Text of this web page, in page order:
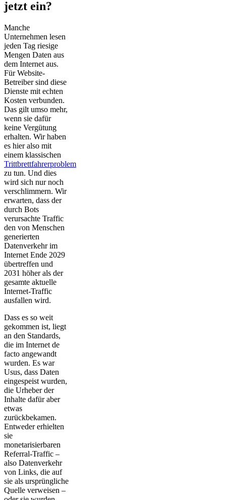
jetzt ein?
Manche
Unternehmen lesen
jeden Tag riesige
Mengen Daten aus
dem Internet aus.
Für Website-
Betreiber sind diese
Dienste mit echten
Kosten verbunden.
Das gilt umso mehr,
wenn sie dafür
keine Vergütung
erhalten. Wir haben
es hier also mit
einem klassischen
Trittbrettfahrerproblem
zu tun. Und dies
wird sich nur noch
verschlimmern. Wir
erwarten, dass der
durch Bots
verursachte Traffic
den von Menschen
generierten
Datenverkehr im
Internet Ende 2029
übertreffen und
2031 höher als der
gesamte aktuelle
Internet-Traffic
ausfallen wird.
Dass es so weit
gekommen ist, liegt
an den Standards,
die im Internet de
facto angewandt
wurden. Es war
Usus, dass Daten
eingespeist wurden,
die Urheber der
Inhalte dafür aber
etwas
zurückbekamen.
Entweder erhielten
sie
monetarisierbaren
Referral-Traffic –
also Datenverkehr
von Links, die auf
sie als ursprüngliche
Quelle verweisen –